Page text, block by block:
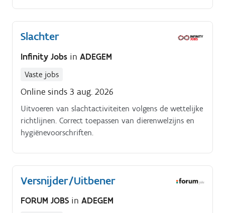
Slachter
Infinity Jobs in ADEGEM
Vaste jobs
Online sinds 3 aug. 2026
Uitvoeren van slachtactiviteiten volgens de wettelijke
richtlijnen. Correct toepassen van dierenwelzijns en
hygiënevoorschriften.
Versnijder/Uitbener
FORUM JOBS in ADEGEM